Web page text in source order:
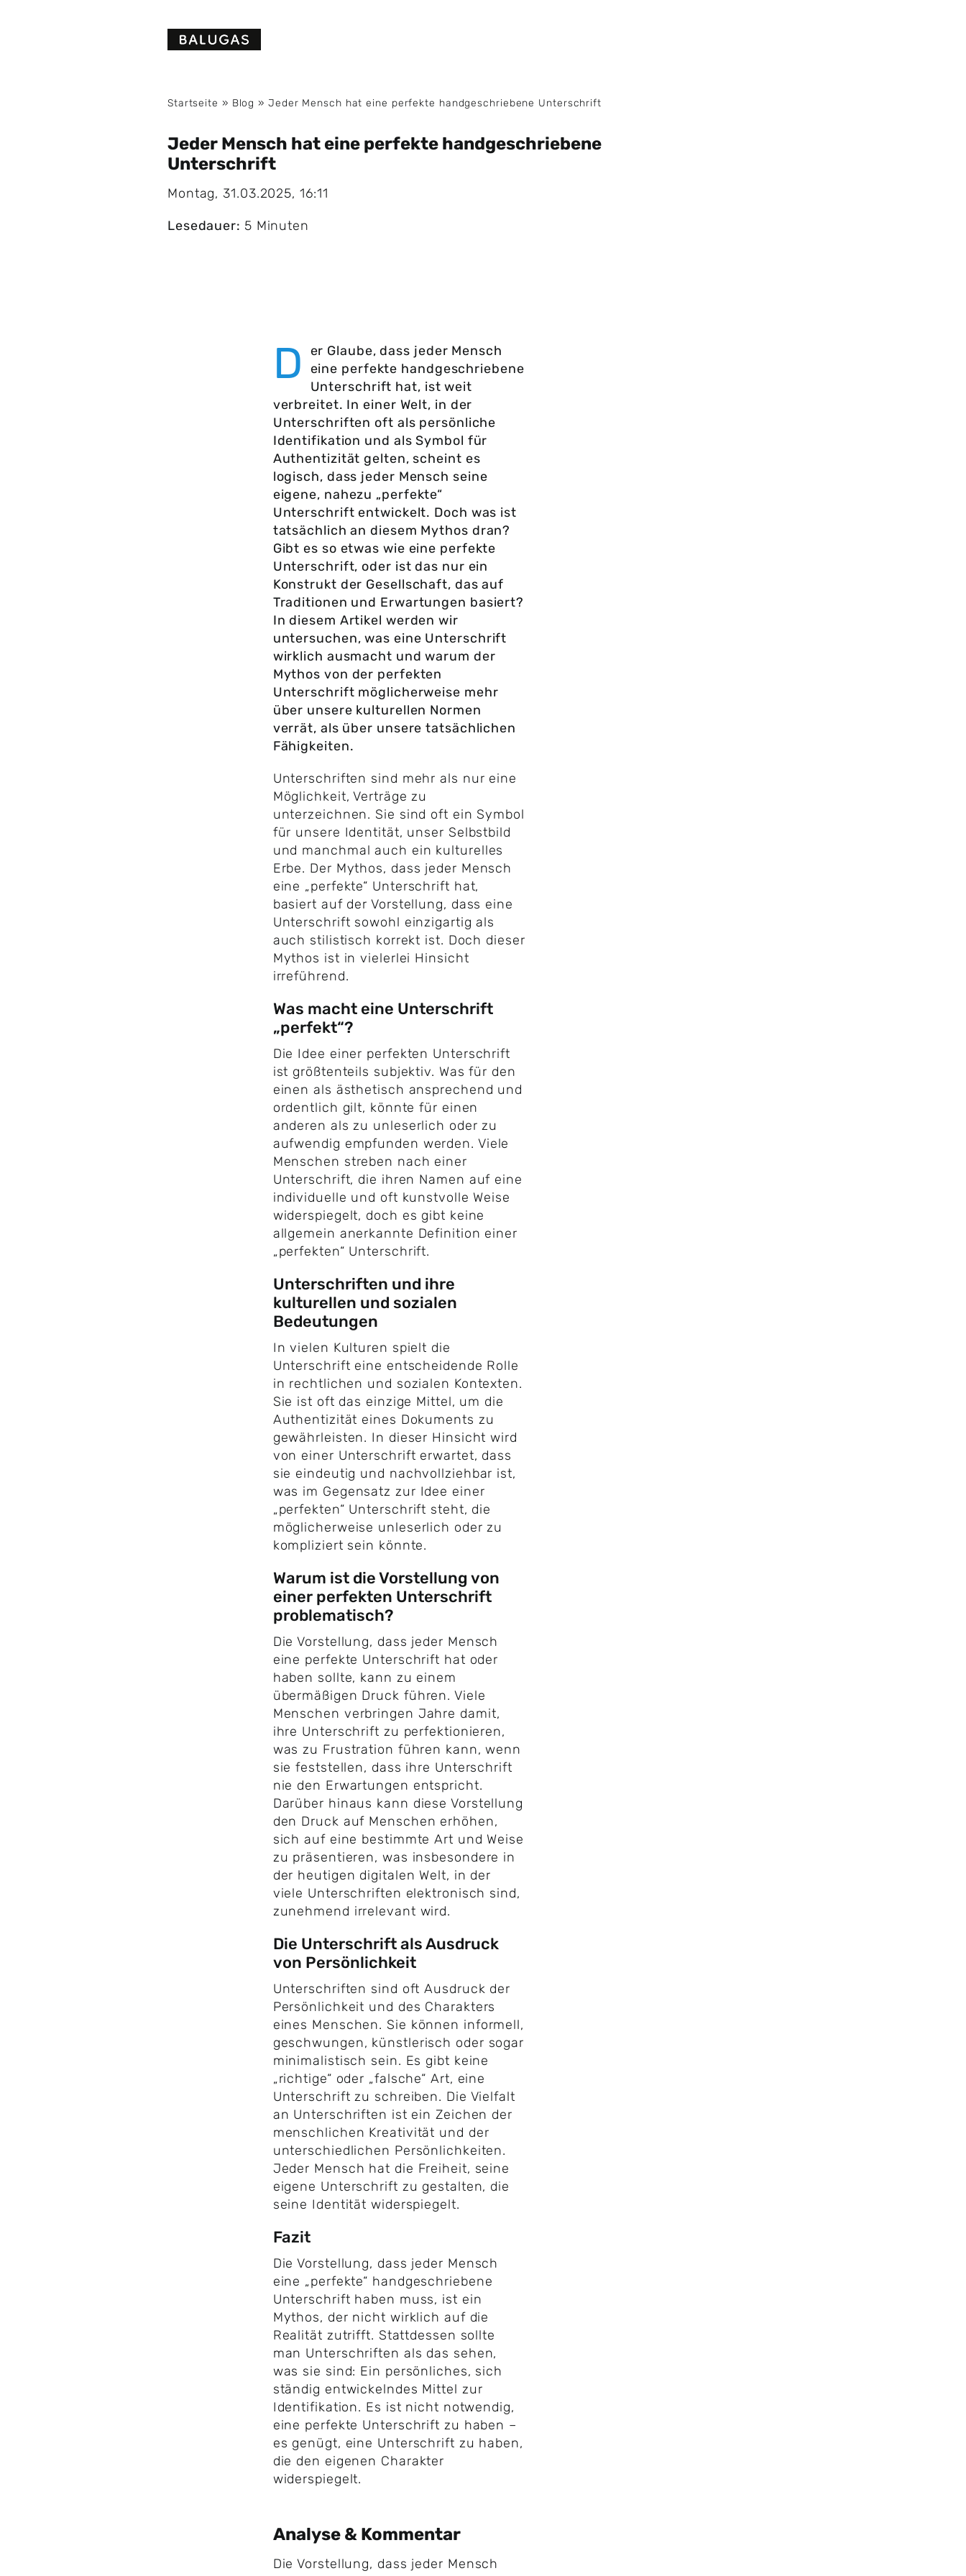
Startseite » Blog » Jeder Mensch hat eine perfekte handgeschriebene Unterschrift
Jeder Mensch hat eine perfekte handgeschriebene
Unterschrift
Montag, 31.03.2025, 16:11
Lesedauer: 5 Minuten
D
er Glaube, dass jeder Mensch
eine perfekte handgeschriebene
Unterschrift hat, ist weit
verbreitet. In einer Welt, in der
Unterschriften oft als persönliche
Identifikation und als Symbol für
Authentizität gelten, scheint es
logisch, dass jeder Mensch seine
eigene, nahezu „perfekte“
Unterschrift entwickelt. Doch was ist
tatsächlich an diesem Mythos dran?
Gibt es so etwas wie eine perfekte
Unterschrift, oder ist das nur ein
Konstrukt der Gesellschaft, das auf
Traditionen und Erwartungen basiert?
In diesem Artikel werden wir
untersuchen, was eine Unterschrift
wirklich ausmacht und warum der
Mythos von der perfekten
Unterschrift möglicherweise mehr
über unsere kulturellen Normen
verrät, als über unsere tatsächlichen
Fähigkeiten.
Unterschriften sind mehr als nur eine
Möglichkeit, Verträge zu
unterzeichnen. Sie sind oft ein Symbol
für unsere Identität, unser Selbstbild
und manchmal auch ein kulturelles
Erbe. Der Mythos, dass jeder Mensch
eine „perfekte“ Unterschrift hat,
basiert auf der Vorstellung, dass eine
Unterschrift sowohl einzigartig als
auch stilistisch korrekt ist. Doch dieser
Mythos ist in vielerlei Hinsicht
irreführend.
Was macht eine Unterschrift
„perfekt“?
Die Idee einer perfekten Unterschrift
ist größtenteils subjektiv. Was für den
einen als ästhetisch ansprechend und
ordentlich gilt, könnte für einen
anderen als zu unleserlich oder zu
aufwendig empfunden werden. Viele
Menschen streben nach einer
Unterschrift, die ihren Namen auf eine
individuelle und oft kunstvolle Weise
widerspiegelt, doch es gibt keine
allgemein anerkannte Definition einer
„perfekten“ Unterschrift.
Unterschriften und ihre
kulturellen und sozialen
Bedeutungen
In vielen Kulturen spielt die
Unterschrift eine entscheidende Rolle
in rechtlichen und sozialen Kontexten.
Sie ist oft das einzige Mittel, um die
Authentizität eines Dokuments zu
gewährleisten. In dieser Hinsicht wird
von einer Unterschrift erwartet, dass
sie eindeutig und nachvollziehbar ist,
was im Gegensatz zur Idee einer
„perfekten“ Unterschrift steht, die
möglicherweise unleserlich oder zu
kompliziert sein könnte.
Warum ist die Vorstellung von
einer perfekten Unterschrift
problematisch?
Die Vorstellung, dass jeder Mensch
eine perfekte Unterschrift hat oder
haben sollte, kann zu einem
übermäßigen Druck führen. Viele
Menschen verbringen Jahre damit,
ihre Unterschrift zu perfektionieren,
was zu Frustration führen kann, wenn
sie feststellen, dass ihre Unterschrift
nie den Erwartungen entspricht.
Darüber hinaus kann diese Vorstellung
den Druck auf Menschen erhöhen,
sich auf eine bestimmte Art und Weise
zu präsentieren, was insbesondere in
der heutigen digitalen Welt, in der
viele Unterschriften elektronisch sind,
zunehmend irrelevant wird.
Die Unterschrift als Ausdruck
von Persönlichkeit
Unterschriften sind oft Ausdruck der
Persönlichkeit und des Charakters
eines Menschen. Sie können informell,
geschwungen, künstlerisch oder sogar
minimalistisch sein. Es gibt keine
„richtige“ oder „falsche“ Art, eine
Unterschrift zu schreiben. Die Vielfalt
an Unterschriften ist ein Zeichen der
menschlichen Kreativität und der
unterschiedlichen Persönlichkeiten.
Jeder Mensch hat die Freiheit, seine
eigene Unterschrift zu gestalten, die
seine Identität widerspiegelt.
Fazit
Die Vorstellung, dass jeder Mensch
eine „perfekte“ handgeschriebene
Unterschrift haben muss, ist ein
Mythos, der nicht wirklich auf die
Realität zutrifft. Stattdessen sollte
man Unterschriften als das sehen,
was sie sind: Ein persönliches, sich
ständig entwickelndes Mittel zur
Identifikation. Es ist nicht notwendig,
eine perfekte Unterschrift zu haben –
es genügt, eine Unterschrift zu haben,
die den eigenen Charakter
widerspiegelt.
Analyse & Kommentar
Die Vorstellung, dass jeder Mensch